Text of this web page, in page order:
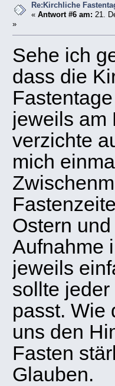
Re:Kirchliche
«Antwort #6 am: 21.
»
Sehe ich
dass die
jeweils am
verzichte
mich
Ostern
Aufnahme
jeweils
sollte
passt. Wie
uns den
Fasten
Glauben.